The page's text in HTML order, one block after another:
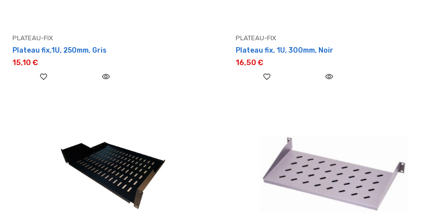
PLATEAU-FIX
Plateau fix,1U, 250mm, Gris
15,10 €
favorite_border visibility
PLATEAU-FIX
Plateau fix, 1U, 300mm, Noir
16,50 €
favorite_border visibility